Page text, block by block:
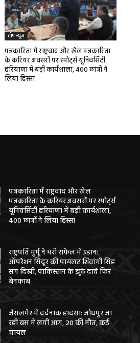
टॉप न्यूज
पत्रकारिता में राष्ट्रवाद और खेल पत्रकारिता
के करियर अवसरों पर स्पोर्ट्स यूनिवर्सिटी
हरियाणा में बड़ी कार्यशाला, 400 छात्रों ने
लिया हिस्सा
पत्रकारिता में राष्ट्रवाद और खेल
पत्रकारिता के करियर अवसरों पर स्पोर्ट्स
यूनिवर्सिटी हरियाणा में बड़ी कार्यशाला,
400 छात्रों ने लिया हिस्सा
राष्ट्रपति मुर्मू ने भरी राफेल में उड़ान:
ऑपरेशन सिंदूर की पायलट शिवांगी सिंह
संग दिखीं, पाकिस्तान के झूठे दावे फिर
बेनकाब
जैसलमेर में दर्दनाक हादसा: जोधपुर जा
रही बस में लगी आग, 20 की मौत, कई
घायल